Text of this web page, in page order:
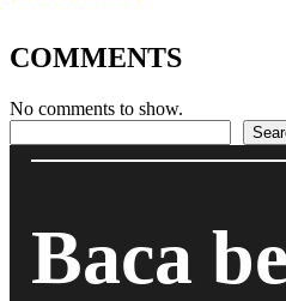
COMMENTS
No comments to show.
Baca